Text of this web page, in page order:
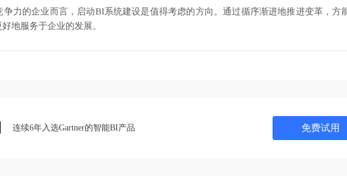
争力的企业而言，启动BI系统建设是值得考虑的方向。通过循序渐进地推进变革，方
地服务于企业的发展。
连续6年入选Gartner的智能BI产品 免费试用